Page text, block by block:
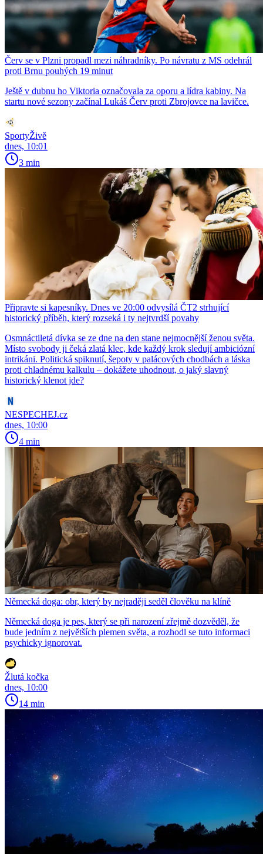
Červ se v Plzni propadl mezi náhradníky. Po návratu z MS odehrál
proti Brnu pouhých 19 minut
Ještě v dubnu ho Viktoria označovala za oporu a lídra kabiny. Na
startu nové sezony začínal Lukáš Červ proti Zbrojovce na lavičce.
SportyŽivě
dnes, 10:01
3 min
Připravte si kapesníky. Dnes ve 20:00 odvysílá ČT2 strhující
historický příběh, který rozseká i ty nejtvrdší povahy
Osmnáctiletá dívka se ze dne na den stane nejmocnější ženou světa.
Místo svobody ji čeká zlatá klec, kde každý krok sledují ambiciózní
intrikáni. Politická spiknutí, šepoty v palácových chodbách a láska
proti chladnému kalkulu – dokážete uhodnout, o jaký slavný
historický klenot jde?
NESPECHEJ.cz
dnes, 10:00
4 min
Německá doga: obr, který by nejraději seděl člověku na klíně
Německá doga je pes, který se při narození zřejmě dozvěděl, že
bude jedním z největších plemen světa, a rozhodl se tuto informaci
psychicky ignorovat.
Žlutá kočka
dnes, 10:00
14 min